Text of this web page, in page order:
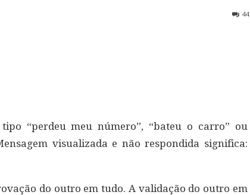
44
“perdeu meu número”, “bateu o carro” ou
visualizada e não respondida significa:
do outro em tudo. A validação do outro em